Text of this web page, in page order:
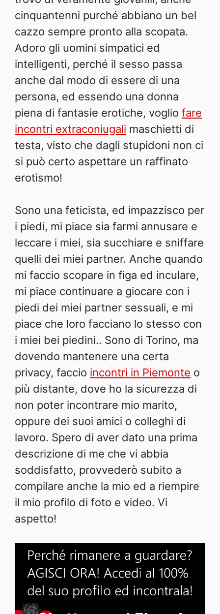
cinquantenni purché abbiano un bel
cazzo sempre pronto alla scopata.
Adoro gli uomini simpatici ed
intelligenti, perché il sesso passa
anche dal modo di essere di una
persona, ed essendo una donna
piena di fantasie erotiche, voglio fare
incontri extraconiugali maschietti di
testa, visto che dagli stupidoni non ci
si può certo aspettare un raffinato
erotismo!
Sono una feticista, ed impazzisco per
i piedi, mi piace sia farmi annusare e
leccare i miei, sia succhiare e sniffare
quelli dei miei partner. Anche quando
mi faccio scopare in figa ed inculare,
mi piace continuare a giocare con i
piedi dei miei partner sessuali, e mi
piace che loro facciano lo stesso con
i miei bei piedini.. Sono di Torino, ma
dovendo mantenere una certa
privacy, faccio incontri in Piemonte o
più distante, dove ho la sicurezza di
non poter incontrare mio marito,
oppure dei suoi amici o colleghi di
lavoro. Spero di aver dato una prima
descrizione di me che vi abbia
soddisfatto, provvederò subito a
compilare anche la mio ed a riempire
il mio profilo di foto e video. Vi
aspetto!